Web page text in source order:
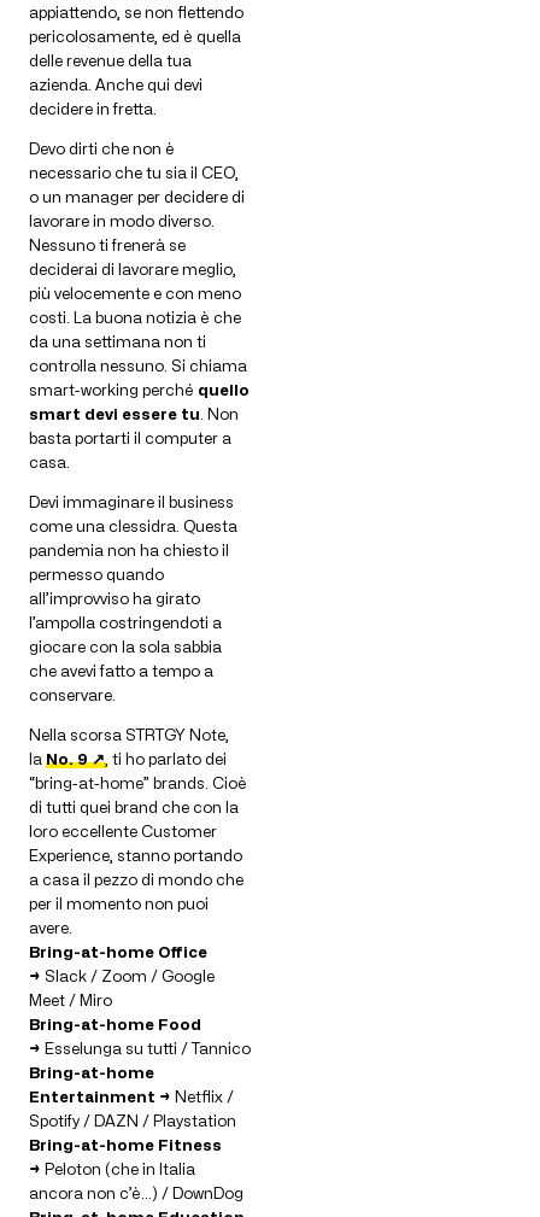
appiattendo, se non flettendo
pericolosamente, ed è quella
delle revenue della tua
azienda. Anche qui devi
decidere in fretta.
Devo dirti che non è
necessario che tu sia il CEO,
o un manager per decidere di
lavorare in modo diverso.
Nessuno ti frenerà se
deciderai di lavorare meglio,
più velocemente e con meno
costi. La buona notizia è che
da una settimana non ti
controlla nessuno. Si chiama
smart-working perché quello
smart devi essere tu . Non
basta portarti il computer a
casa.
Devi immaginare il business
come una clessidra. Questa
pandemia non ha chiesto il
permesso quando
all’improvviso ha girato
l’ampolla costringendoti a
giocare con la sola sabbia
che avevi fatto a tempo a
conservare.
Nella scorsa STRTGY Note,
la No. 9 ↗ , ti ho parlato dei
“bring-at-home” brands. Cioè
di tutti quei brand che con la
loro eccellente Customer
Experience, stanno portando
a casa il pezzo di mondo che
per il momento non puoi
avere.
Bring-at-home Office
→ Slack / Zoom / Google
Meet / Miro
Bring-at-home Food
→ Esselunga su tutti / Tannico
Bring-at-home
Entertainment → Netflix /
Spotify / DAZN / Playstation
Bring-at-home Fitness
→ Peloton (che in Italia
ancora non c’è…) / DownDog